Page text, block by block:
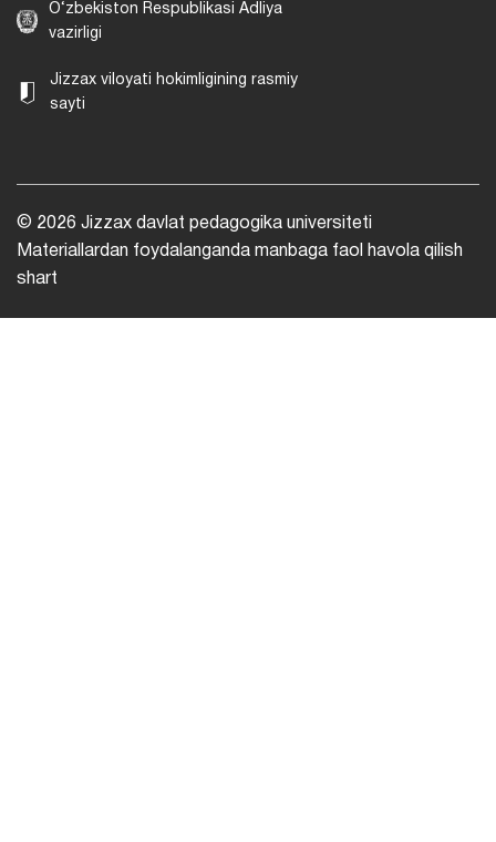
O‘zbekiston Respublikasi Adliya
vazirligi
Jizzax viloyati hokimligining rasmiy
sayti
© 2026 Jizzax davlat pedagogika universiteti
Materiallardan foydalanganda manbaga faol havola qilish
shart